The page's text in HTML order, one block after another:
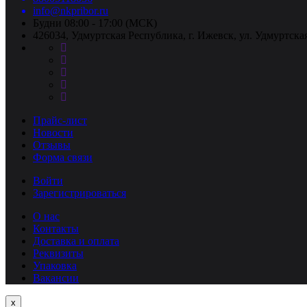
info@nkpribor.ru
Будни 08:00 - 17:00 (МСК)
426034, Удмуртская Республика, г. Ижевск, ул.
Прайс-лист
Новости
Отзывы
Форма связи
Войти
Зарегистрироваться
О нас
Контакты
Доставка и оплата
Реквизиты
Упаковка
Вакансии
x